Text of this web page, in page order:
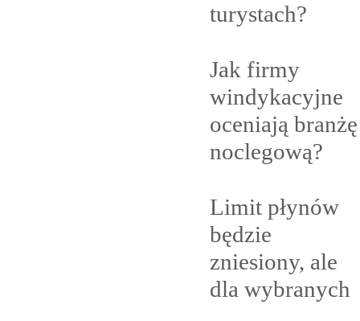
turystach?
Jak firmy
windykacyjne
oceniają branżę
noclegową?
Limit płynów
będzie
zniesiony, ale
dla wybranych